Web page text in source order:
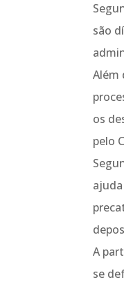
são
Além
os
pelo
A
se